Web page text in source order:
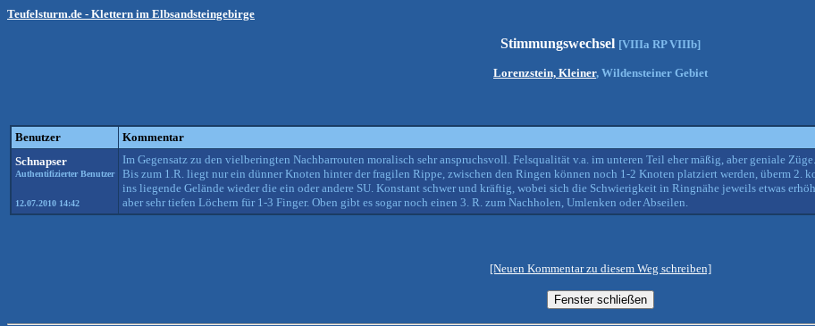
Teufelsturm.de - Klettern im Elbsandsteingebirge
Stimmungswechsel [VIIIa RP VIIIb]
Lorenzstein, Kleiner, Wildensteiner Gebiet
Benutzer Kommentar
Schnapser
Authentifizierter Benutzer
12.07.2010 14:42
Im Gegensatz zu den vielberingten Nachbarrouten moralisch sehr anspruchsvoll. Felsqualität v.a. im unteren Teil eher mäßig, aber geniale
Bis zum 1.R. liegt nur ein dünner Knoten hinter der fragilen Rippe, zwischen den Ringen können noch 1-2 Knoten platziert werden, überm 2.
ins liegende Gelände wieder die ein oder andere SU. Konstant schwer und kräftig, wobei sich die Schwierigkeit in Ringnähe jeweils etwas
aber sehr tiefen Löchern für 1-3 Finger. Oben gibt es sogar noch einen 3. R. zum Nachholen, Umlenken oder Abseilen.
[Neuen Kommentar zu diesem Weg schreiben]